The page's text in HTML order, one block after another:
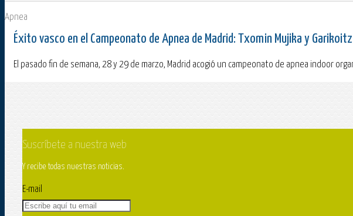
Apnea
Éxito vasco en el Campeonato de Apnea de Madrid: Txomin Mujika y
El pasado fin de semana, 28 y 29 de marzo, Madrid acogió un campeonato de apnea indoor
Suscríbete a nuestra web
Y recibe todas nuestras noticias.
E-mail